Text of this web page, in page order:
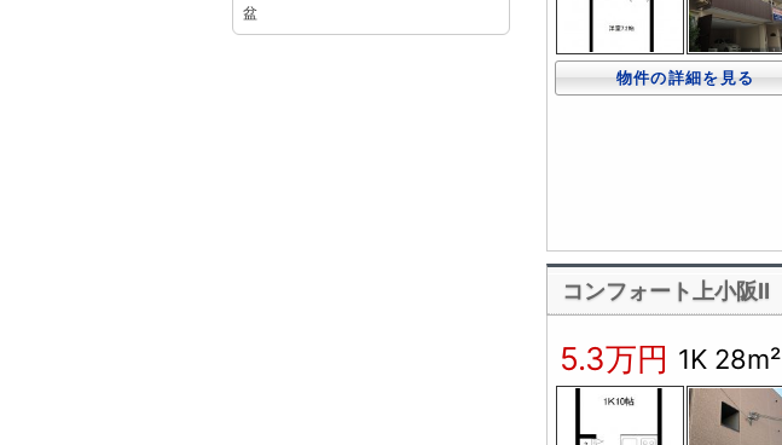
物件の詳細を見る
コンフォート上小阪Ⅱ
5.3万円 1K 28m²
盆